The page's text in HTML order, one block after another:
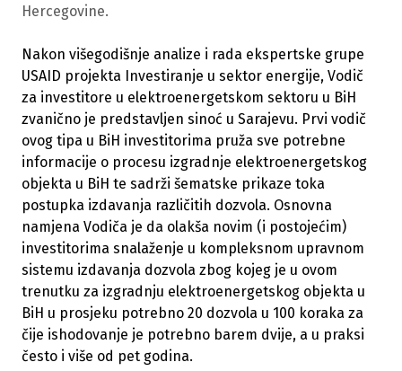
Hercegovine.
Nakon višegodišnje analize i rada ekspertske grupe
USAID projekta Investiranje u sektor energije, Vodič
za investitore u elektroenergetskom sektoru u BiH
zvanično je predstavljen sinoć u Sarajevu. Prvi vodič
ovog tipa u BiH investitorima pruža sve potrebne
informacije o procesu izgradnje elektroenergetskog
objekta u BiH te sadrži šematske prikaze toka
postupka izdavanja različitih dozvola. Osnovna
namjena Vodiča je da olakša novim (i postojećim)
investitorima snalaženje u kompleksnom upravnom
sistemu izdavanja dozvola zbog kojeg je u ovom
trenutku za izgradnju elektroenergetskog objekta u
BiH u prosjeku potrebno 20 dozvola u 100 koraka za
čije ishodovanje je potrebno barem dvije, a u praksi
često i više od pet godina.